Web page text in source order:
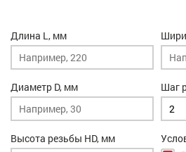
Длина L, мм
Диаметр D, мм Шаг
Высота резьбы HD, мм